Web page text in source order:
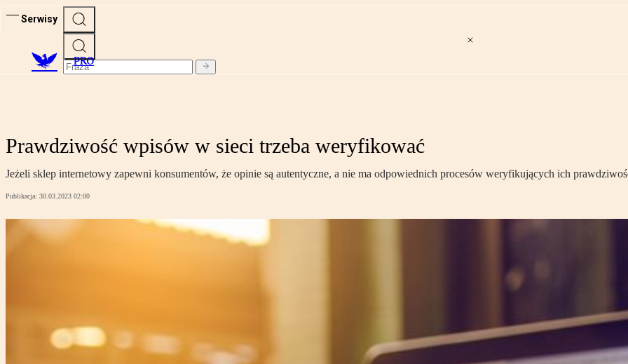
Serwisy
PRO
Prawdziwość wpisów w sieci trzeba weryfikować
Jeżeli sklep internetowy zapewni konsumentów, że opinie są autentyczne, a nie ma odpowiednich procesów weryfikujących ich
Publikacja: 30.03.2023 02:00